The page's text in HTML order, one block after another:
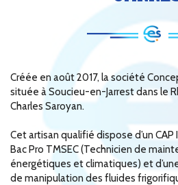
Créée en août 2017, la société
située à Soucieu-en-Jarrest dans le
Charles Saroyan.
Cet artisan qualifié dispose d’un
Bac Pro TMSEC (Technicien de
énergétiques et climatiques) et
de manipulation des fluides